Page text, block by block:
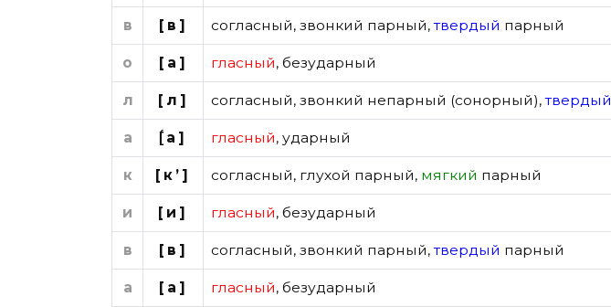
в [в] согласный, звонкий парный,твердый парный
о [а] гласный, безударный
л [л] согласный, звонкий непарный (сонорный),твердый
а [́а] гласный, ударный
к [к’] согласный, глухой парный, мягкий парный
и [и] гласный, безударный
в [в] согласный, звонкий парный,твердый парный
а [а] гласный, безударный